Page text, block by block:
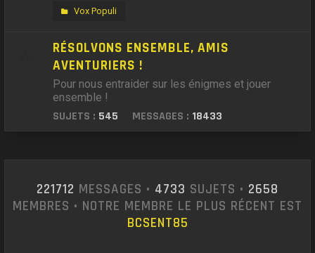
Vox Populi
RÉSOLVONS ENSEMBLE, AMIS
AVENTURIERS !
Pour nous entraider sur les énigmes et jouer
ensemble !
SUJETS : 545 MESSAGES : 18433
221712 MESSAGES • 4733 SUJETS • 2658
MEMBRES • NOTRE MEMBRE LE PLUS RÉCENT EST
BCSENT85